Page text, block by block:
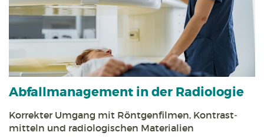
Abfall­management in der Radiologie
Korrekter Umgang mit Röntgen­filmen, Kontrast­
mitteln und radiologischen Materialien